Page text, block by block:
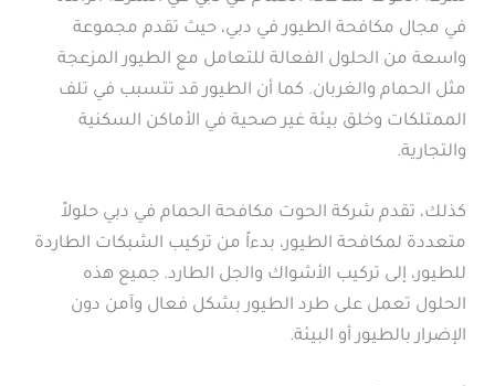
في مجال مكافحة الطيور في دبي، حيث تقدم مجموعة
واسعة من الحلول الفعالة للتعامل مع الطيور المزعجة
مثل الحمام والغربان. كما أن الطيور قد تتسبب في تلف
الممتلكات وخلق بيئة غير صحية في الأماكن السكنية
والتجارية.
كذلك، تقدم شركة الحوت مكافحة الحمام في دبي حلولاً
متعددة لمكافحة الطيور، بدءاً من تركيب الشبكات الطاردة
للطيور، إلى تركيب الأشواك والجل الطارد. جميع هذه
الحلول تعمل على طرد الطيور بشكل فعال وآمن دون
الإضرار بالطيور أو البيئة.